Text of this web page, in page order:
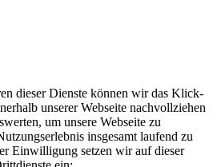
dieser Dienste können wir das Klick-
unserer Webseite nachvollziehen
um unsere Webseite zu
insgesamt laufend zu
Einwilligung setzen wir auf dieser